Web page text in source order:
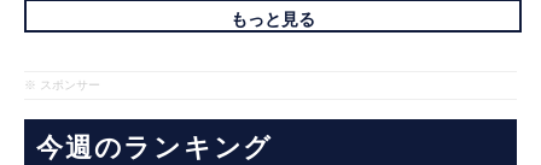
もっと見る
※ スポンサー
今週のランキング